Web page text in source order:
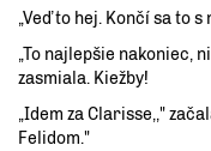
„Veď to hej. Končí sa to
„To najlepšie nakoniec,
zasmiala. Kiežby!
„Idem za Clarisse,,"
Felidom."